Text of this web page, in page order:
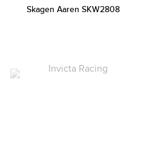
Skagen Aaren SKW2808